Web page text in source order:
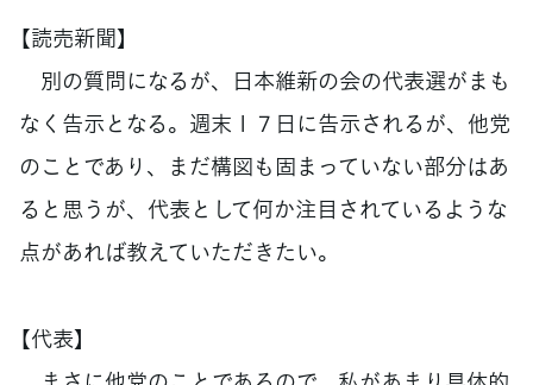
【読売新聞】
別の質問になるが、日本維新の会の代表選がまも
なく告示となる。週末１７日に告示されるが、他党
のことであり、まだ構図も固まっていない部分はあ
ると思うが、代表として何か注目されているような
点があれば教えていただきたい。
【代表】